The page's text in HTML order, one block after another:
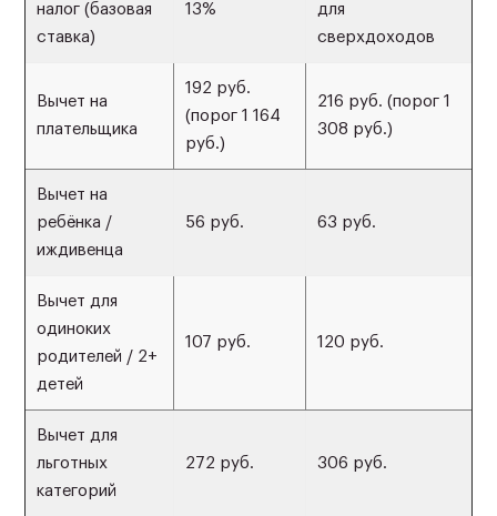
налог (базовая
ставка)
13%
для
сверхдоходов
Вычет на
плательщика
192 руб.
(порог 1 164
руб.)
216 руб. (порог 1
308 руб.)
Вычет на
ребёнка /
иждивенца
56 руб. 63 руб.
Вычет для
одиноких
родителей / 2+
детей
107 руб. 120 руб.
Вычет для
льготных
категорий
272 руб. 306 руб.